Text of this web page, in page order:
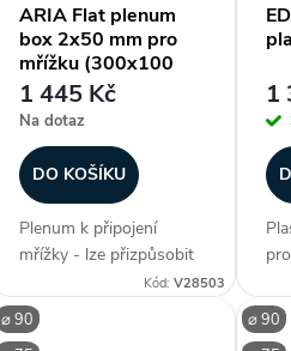
ARIA Flat plenum
box 2x50 mm pro
mřížku (300x100
mm)
1 445 Kč
Na dotaz
DO KOŠÍKU
Plenum k připojení
mřížky - lze přizpůsobit
délku žebra (měkký
materiál - lze řezat), pro
podlahovou / stropní
Kód: V28503
1
k
⌀ 90
⌀ 90